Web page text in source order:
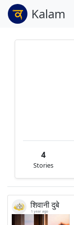
Kalam
4
Stories
शिवानी दुबे
1 year ago